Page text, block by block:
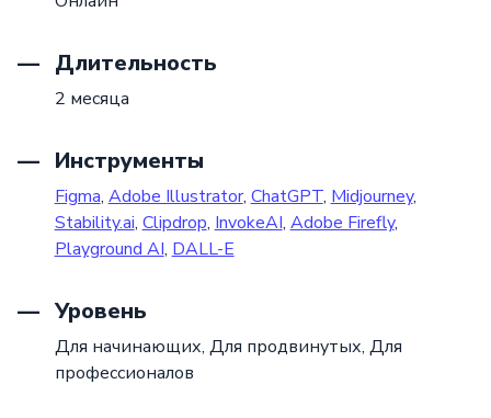
Длительность
2 месяца
Инструменты
Figma, Adobe Illustrator, ChatGPT, Midjourney,
Stability.ai, Clipdrop, InvokeAI, Adobe Firefly,
Playground AI, DALL-E
Уровень
Для начинающих, Для продвинутых, Для
профессионалов